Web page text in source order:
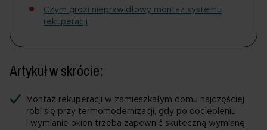
Czym grozi nieprawidłowy montaż systemu
rekuperacji
Artykuł w skrócie:
Montaż rekuperacji w zamieszkałym domu najczęściej
robi się przy termomodernizacji, gdy po dociepleniu
i wymianie okien trzeba zapewnić skuteczną wymianę